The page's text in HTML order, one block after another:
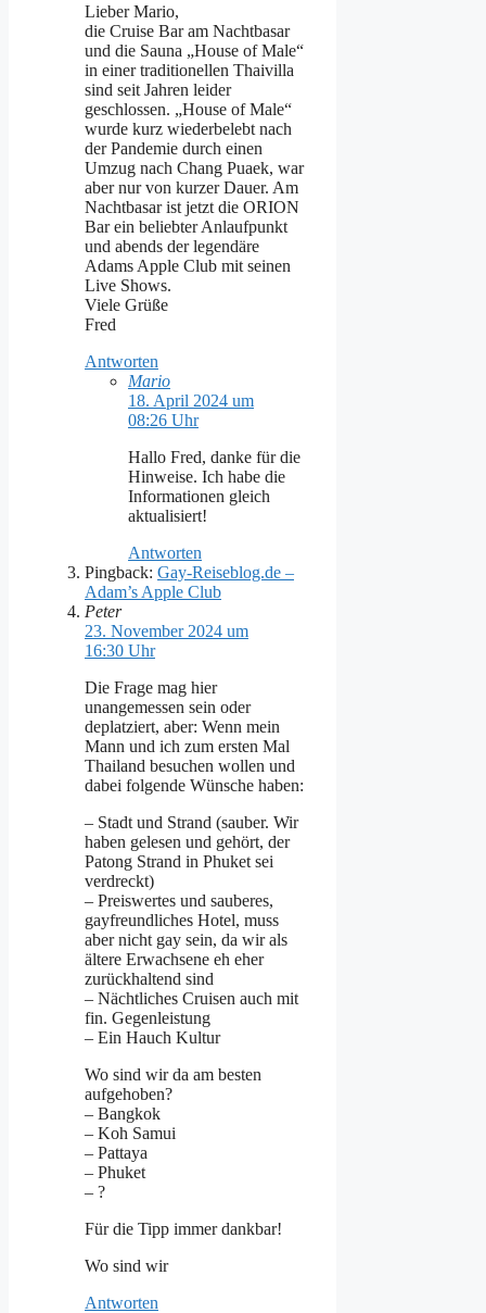
Lieber Mario,
die Cruise Bar am Nachtbasar
und die Sauna „House of Male“
in einer traditionellen Thaivilla
sind seit Jahren leider
geschlossen. „House of Male“
wurde kurz wiederbelebt nach
der Pandemie durch einen
Umzug nach Chang Puaek, war
aber nur von kurzer Dauer. Am
Nachtbasar ist jetzt die ORION
Bar ein beliebter Anlaufpunkt
und abends der legendäre
Adams Apple Club mit seinen
Live Shows.
Viele Grüße
Fred
Antworten
Mario
18. April 2024 um
08:26 Uhr
Hallo Fred, danke für die
Hinweise. Ich habe die
Informationen gleich
aktualisiert!
Antworten
Pingback: Gay-Reiseblog.de –
Adam’s Apple Club
Peter
23. November 2024 um
16:30 Uhr
Die Frage mag hier
unangemessen sein oder
deplatziert, aber: Wenn mein
Mann und ich zum ersten Mal
Thailand besuchen wollen und
dabei folgende Wünsche haben:
– Stadt und Strand (sauber. Wir
haben gelesen und gehört, der
Patong Strand in Phuket sei
verdreckt)
– Preiswertes und sauberes,
gayfreundliches Hotel, muss
aber nicht gay sein, da wir als
ältere Erwachsene eh eher
zurückhaltend sind
– Nächtliches Cruisen auch mit
fin. Gegenleistung
– Ein Hauch Kultur
Wo sind wir da am besten
aufgehoben?
– Bangkok
– Koh Samui
– Pattaya
– Phuket
– ?
Für die Tipp immer dankbar!
Wo sind wir
Antworten